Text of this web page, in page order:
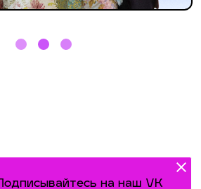
Подписывайтесь на наш VK